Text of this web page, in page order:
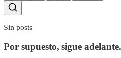
Sin posts
Por supuesto, sigue adelante.